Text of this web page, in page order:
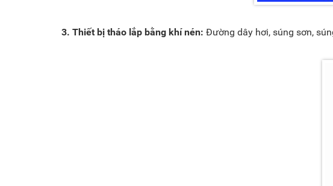
3. Thiết bị tháo lắp bằng khí nén: Đường dây hơi, súng sơn,